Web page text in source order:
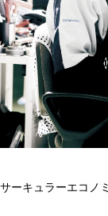
サーキュラーエコノ